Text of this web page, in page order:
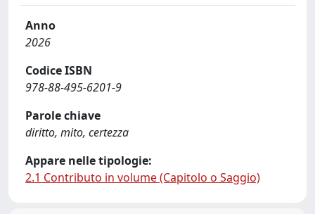
Anno
2026
Codice ISBN
978-88-495-6201-9
Parole chiave
diritto, mito, certezza
Appare nelle tipologie:
2.1 Contributo in volume (Capitolo o Saggio)